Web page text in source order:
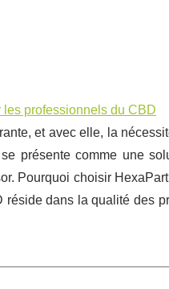
professionnels du CBD
et avec elle, la
présente comme une
Pourquoi choisir
dans la qualité des